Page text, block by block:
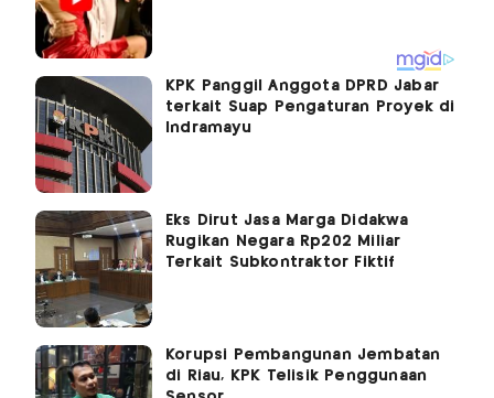
KPK Panggil Anggota DPRD Jabar
terkait Suap Pengaturan Proyek di
Indramayu
Eks Dirut Jasa Marga Didakwa
Rugikan Negara Rp202 Miliar
Terkait Subkontraktor Fiktif
Korupsi Pembangunan Jembatan
di Riau, KPK Telisik Penggunaan